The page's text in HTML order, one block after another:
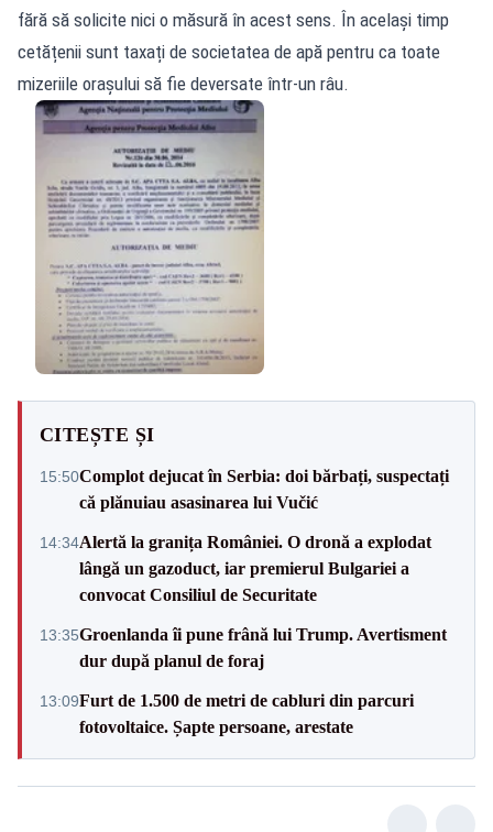
fără să solicite nici o măsură în acest sens. În același timp
cetățenii sunt taxați de societatea de apă pentru ca toate
mizeriile orașului să fie deversate într-un râu.
CITEȘTE ȘI
15:50Complot dejucat în Serbia: doi bărbați, suspectați
că plănuiau asasinarea lui Vučić
14:34Alertă la granița României. O dronă a explodat
lângă un gazoduct, iar premierul Bulgariei a
convocat Consiliul de Securitate
13:35Groenlanda îi pune frână lui Trump. Avertisment
dur după planul de foraj
13:09Furt de 1.500 de metri de cabluri din parcuri
fotovoltaice. Șapte persoane, arestate